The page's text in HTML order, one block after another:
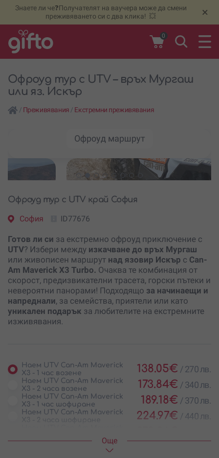
Знаете ли че❓Получателят на ваучера може да смени
преживяването си с два клика! 💥
×
0
Офроуд тур с UTV – връх Мургаш
или яз. Искър
/ Преживявания / Екстремни преживявания
Oфроуд маршрут
Офроуд тур с UTV край София
София ID77676
Готов ли си за екстремно офроуд приключение с
UTV? Избери между изкачване до връх Мургаш
или живописен маршрут над язовир Искър с Can-
Am Maverick X3 Turbo. Очаква те комбинация от
скорост, предизвикателни трасета, горски пътеки и
невероятни панорами! Подходящо за начинаещи и
напреднали, за семейства, приятели или като
уникален подарък за любителите на екстремните
изживявания.
Наем UTV Can-Am Maverick
X3 - 1 час возене
138.05€ / 270 лв.
Наем UTV Can-Am Maverick
X3 - 2 часа возене
173.84€ / 340 лв.
Наем UTV Can-Am Maverick
X3 - 1 час шофиране
189.18€ / 370 лв.
Наем UTV Can-Am Maverick
224.97€ / 440 лв.
Наем UTV Can-Am Maverick
X3 - 2 часа шофиране за 2-
Oще